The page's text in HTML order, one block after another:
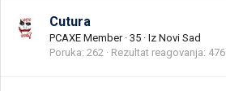
Cutura
PCAXE Member · 35 · Iz Novi Sad
Poruka 262 Rezultat reagovanja 476